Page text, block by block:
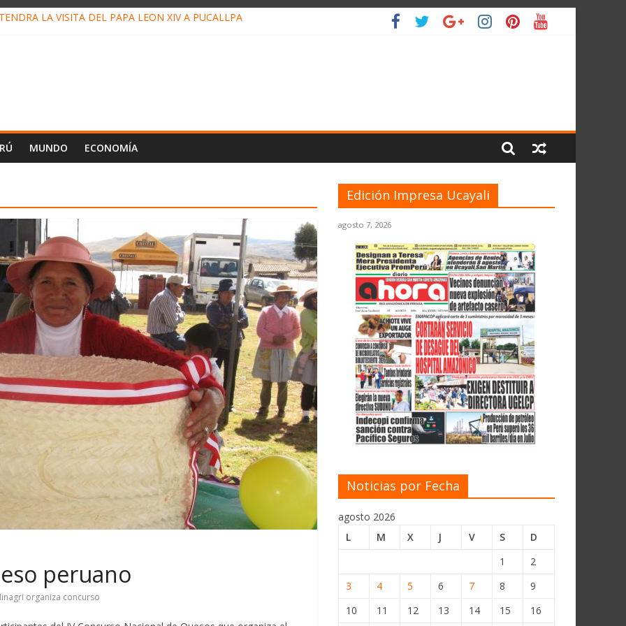
LA VISITA DEL PAPA LEÓN XIV A PUCALLPA
MUNDO ECONOMÍA
peruano
organiza concurso
Edición Impresa Ucayali
agosto 7, 2026
Noticias por Fecha
agosto 2026
L
M X J V S
D
1
2
3
4 5 6 7 8
9
10
11 12 13 14 15
16